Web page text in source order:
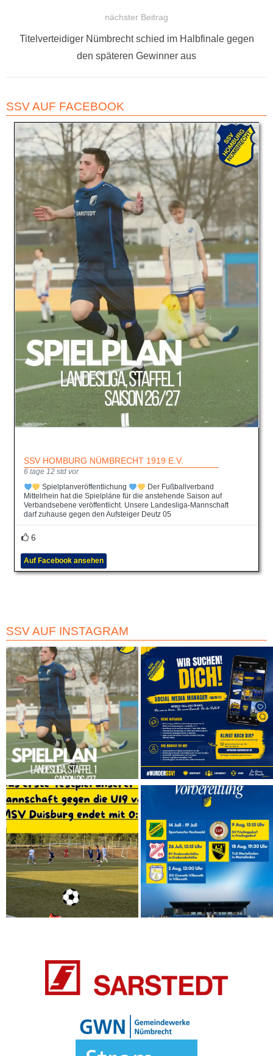
nächster Beitrag
Nächster
Titelverteidiger Nümbrecht schied im Halbfinale gegen
den späteren Gewinner aus
SSV AUF FACEBOOK
SSV HOMBURG NÜMBRECHT 1919 E.V.
6 tage 12 std vor
Spielplanveröffentlichung
Der Fußballverband
Mittelrhein hat die Spielpläne für die anstehende Saison auf
Verbandsebene veröffentlicht. Unsere Landesliga-Mannschaft
darf zuhause gegen den Aufsteiger Deutz 05
6
Auf Facebook ansehen
SSV AUF INSTAGRAM